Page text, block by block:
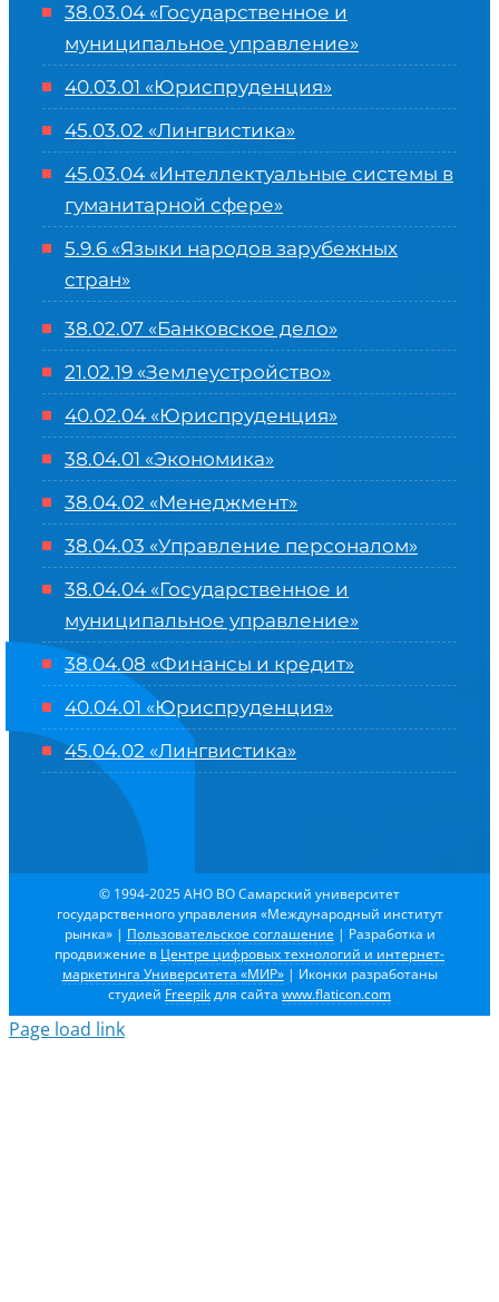
38.03.04 «Государственное и
муниципальное управление»
40.03.01 «Юриспруденция»
45.03.02 «Лингвистика»
45.03.04 «Интеллектуальные системы в
гуманитарной сфере»
5.9.6 «Языки народов зарубежных
стран»
38.02.07 «Банковское дело»
21.02.19 «Землеустройство»
40.02.04 «Юриспруденция»
38.04.01 «Экономика»
38.04.02 «Менеджмент»
38.04.03 «Управление персоналом»
38.04.04 «Государственное и
муниципальное управление»
38.04.08 «Финансы и кредит»
40.04.01 «Юриспруденция»
45.04.02 «Лингвистика»
© 1994-2025 АНО ВО Самарский университет
государственного управления «Международный институт
рынка» | Пользовательское соглашение | Разработка и
продвижение в Центре цифровых технологий и интернет-
маркетинга Университета «МИР»| Иконки разработаны
студией Freepikдля сайта www.flaticon.com
Page load link